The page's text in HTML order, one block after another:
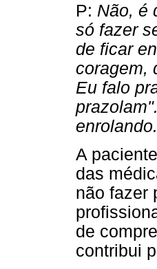
P: Não, é
só fazer
de ficar
coragem,
Eu falo
A
das
não fazer
de
contribui